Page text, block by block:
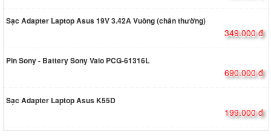
Sạc Adapter Laptop Asus 19V 3.42A Vuông (chân thường)
349.000 đ
Pin Sony - Battery Sony Vaio PCG-61316L
690.000 đ
Sạc Adapter Laptop Asus K55D
199.000 đ